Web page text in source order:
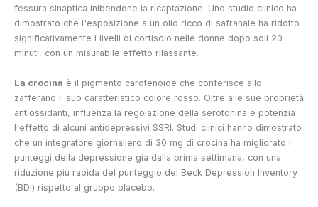
fessura sinaptica inibendone la ricaptazione. Uno studio clinico ha
dimostrato che l'esposizione a un olio ricco di safranale ha ridotto
significativamente i livelli di cortisolo nelle donne dopo soli 20
minuti, con un misurabile effetto rilassante.
La crocina è il pigmento carotenoide che conferisce allo
zafferano il suo caratteristico colore rosso. Oltre alle sue proprietà
antiossidanti, influenza la regolazione della serotonina e potenzia
l'effetto di alcuni antidepressivi SSRI. Studi clinici hanno dimostrato
che un integratore giornaliero di 30 mg di crocina ha migliorato i
punteggi della depressione già dalla prima settimana, con una
riduzione più rapida del punteggio del Beck Depression Inventory
(BDI) rispetto al gruppo placebo.